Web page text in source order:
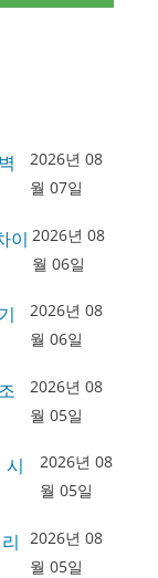
2026년 08
월 07일
이 2026년 08
월 06일
2026년 08
월 06일
2026년 08
월 05일
시
2026년 08
월 05일
2026년 08
월 05일